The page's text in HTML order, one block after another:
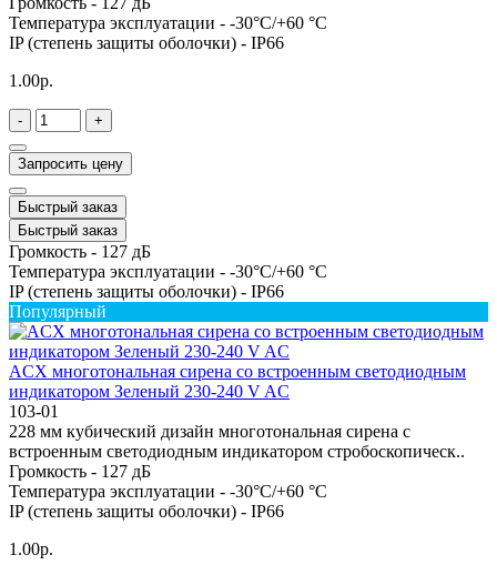
Температура эксплуатации - -30°C/+60 °C
IP (степень защиты оболочки) - IP66
1.00р.
- +
Запросить цену
Быстрый заказ
Быстрый заказ
Громкость - 127 дБ
Температура эксплуатации - -30°C/+60 °C
IP (степень защиты оболочки) - IP66
Популярный
ACX многотональная сирена со встроенным светодиодным
индикатором Зеленый 230-240 V AC
103-01
228 мм кубический дизайн многотональная сирена с
встроенным светодиодным индикатором стробоскопическ..
Громкость - 127 дБ
Температура эксплуатации - -30°C/+60 °C
IP (степень защиты оболочки) - IP66
1.00р.